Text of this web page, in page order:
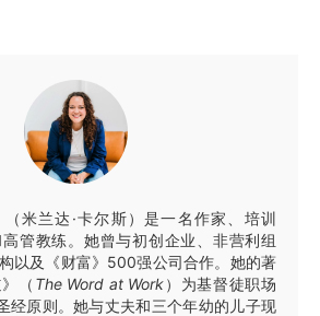
（米兰达·卡尔斯）是一名作家、培训
管教练。她曾与初创企业、非营利组
以及《财富》500强公司合作。她的著
（ The Word at Work）为基督徒职场
经原则。她与丈夫和三个年幼的儿子现